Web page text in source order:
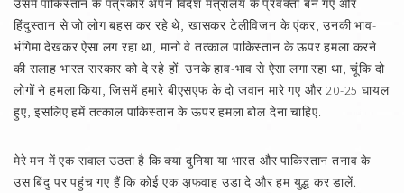
उसमें पाकिस्तान के पत्रकार अपने विदेश मंत्रालय के प्रवक्ता बन गए और
हिंदुस्तान से जो लोग बहस कर रहे थे, खासकर टेलीविजन के एंकर, उनकी भाव-
भंगिमा देखकर ऐसा लग रहा था, मानो वे तत्काल पाकिस्तान के ऊपर हमला करने
की सलाह भारत सरकार को दे रहे हों. उनके हाव-भाव से ऐसा लगा रहा था, चूंकि दो
लोगों ने हमला किया, जिसमें हमारे बीएसएफ के दो जवान मारे गए और 20-25 घायल
हुए, इसलिए हमें तत्काल पाकिस्तान के ऊपर हमला बोल देना चाहिए.
मेरे मन में एक सवाल उठता है कि क्या दुनिया या भारत और पाकिस्तान तनाव के
उस बिंदु पर पहुंच गए हैं कि कोई एक अ़फवाह उड़ा दे और हम युद्ध कर डालें.